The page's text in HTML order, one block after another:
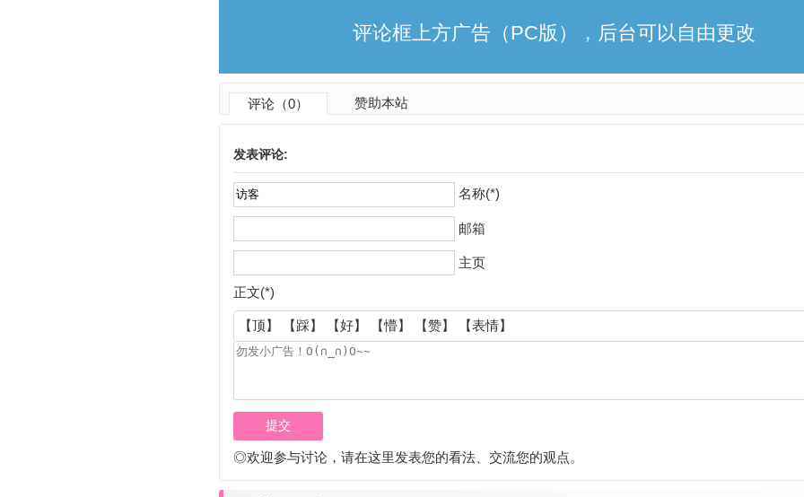
评论框上方广告（PC版），后台可以自由更改
评论（0） 赞助本站
发表评论:
名称(*)
邮箱
主页
正文(*)
【顶】 【踩】 【好】 【懵】 【赞】 【表情】
◎欢迎参与讨论，请在这里发表您的看法、交流您的观点。